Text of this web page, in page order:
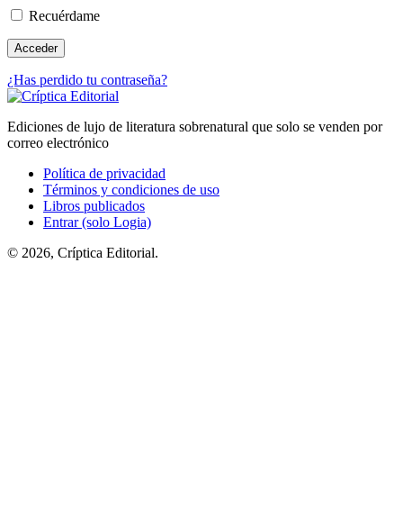
Recuérdame
¿Has perdido tu contraseña?
Ediciones de lujo de literatura sobrenatural que solo se venden por
correo electrónico
Política de privacidad
Términos y condiciones de uso
Libros publicados
Entrar (solo Logia)
© 2026, Críptica Editorial.